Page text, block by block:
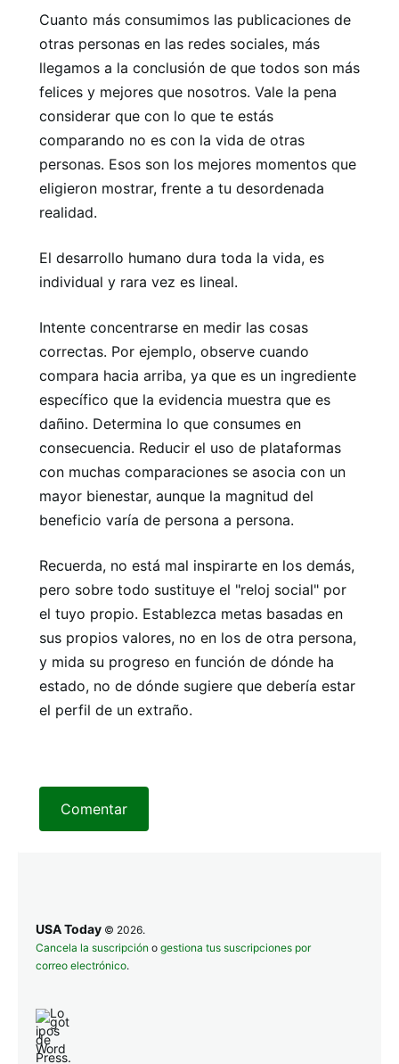
Cuanto más consumimos las publicaciones de
otras personas en las redes sociales, más
llegamos a la conclusión de que todos son más
felices y mejores que nosotros. Vale la pena
considerar que con lo que te estás
comparando no es con la vida de otras
personas. Esos son los mejores momentos que
eligieron mostrar, frente a tu desordenada
realidad.
El desarrollo humano dura toda la vida, es
individual y rara vez es lineal.
Intente concentrarse en medir las cosas
correctas. Por ejemplo, observe cuando
compara hacia arriba, ya que es un ingrediente
específico que la evidencia muestra que es
dañino. Determina lo que consumes en
consecuencia. Reducir el uso de plataformas
con muchas comparaciones se asocia con un
mayor bienestar, aunque la magnitud del
beneficio varía de persona a persona.
Recuerda, no está mal inspirarte en los demás,
pero sobre todo sustituye el "reloj social" por
el tuyo propio. Establezca metas basadas en
sus propios valores, no en los de otra persona,
y mida su progreso en función de dónde ha
estado, no de dónde sugiere que debería estar
el perfil de un extraño.
Comentar
USA Today © 2026.
Cancela la suscripción o gestiona tus suscripciones por
correo electrónico.